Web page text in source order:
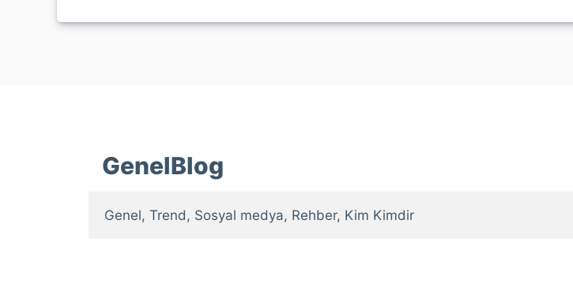
GenelBlog
Genel, Trend, Sosyal medya, Rehber, Kim Kimdir